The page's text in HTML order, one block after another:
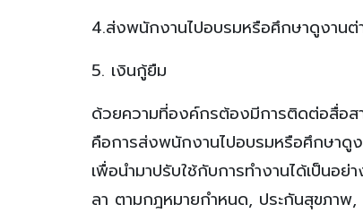
4.ส่งพนักงานไปอบรมหรือศึกษาดูงานต่
5. เงินกู้ยืม
ด้วยความที่องค์กรต้องมีการติดต่อสื่อส
คือการส่งพนักงานไปอบรมหรือศึกษา
เพื่อนำมาปรับใช้กับการทำงานได้เป็น
ลา ตามกฎหมายกำหนด, ประกันสุขภาพ